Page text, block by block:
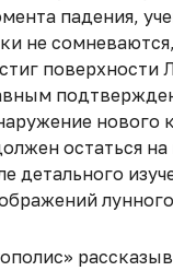
падения,
не
поверхности
нового
остаться на
детального